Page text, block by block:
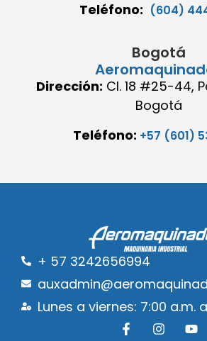
Teléfono: (604)
Bogotá
Dirección: Cl. 18 #25-44,
Bogotá
Teléfono: +57 (601)
+ 57 3242656994
Lunes a viernes: 7:00 a.m.